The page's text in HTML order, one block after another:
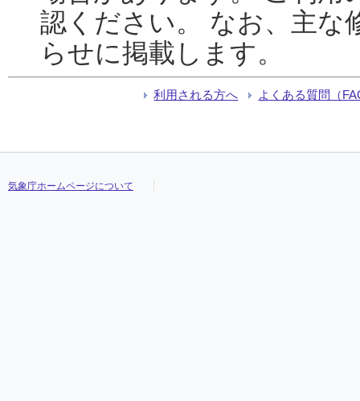
認ください。 なお、主な
らせに掲載します。
利用される方へ よくある質問（
気象庁ホームページについて